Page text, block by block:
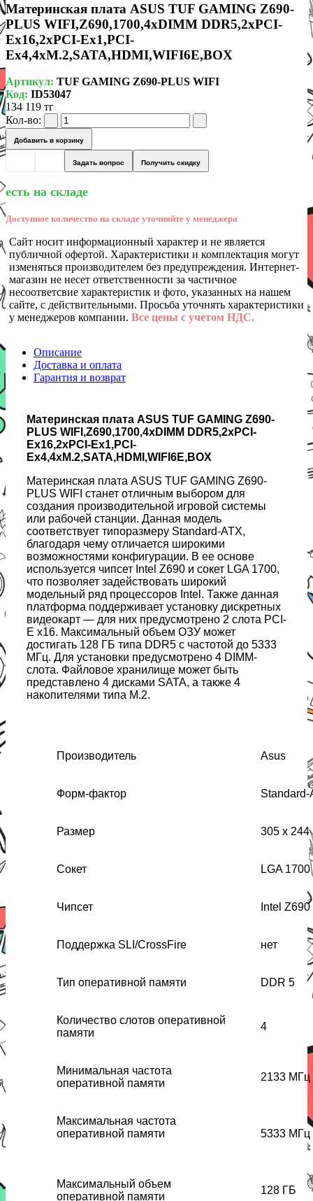
Материнская плата ASUS TUF GAMING Z690-
PLUS WIFI,Z690,1700,4xDIMM DDR5,2xPCI-
Ex16,2xPCI-Ex1,PCI-
Ex4,4xM.2,SATA,HDMI,WIFI6E,BOX
Артикул: TUF GAMING Z690-PLUS WIFI
Код: ID53047
134 119 тг
Кол-во:
Добавить в корзину
Задать вопрос Получить скидку
есть на складе
Доступное количество на складе уточняйте у менеджера
Сайт носит информационный характер и не является
публичной офертой. Характеристики и комплектация могут
изменяться производителем без предупреждения. Интернет-
магазин не несет ответственности за частичное
несоответсвие характеристик и фото, указанных на нашем
сайте, с действительными. Просьба уточнять характеристики
у менеджеров компании. Все цены с учетом НДС.
Описание
Доставка и оплата
Гарантия и возврат
Материнская плата ASUS TUF GAMING Z690-
PLUS WIFI,Z690,1700,4xDIMM DDR5,2xPCI-
Ex16,2xPCI-Ex1,PCI-
Ex4,4xM.2,SATA,HDMI,WIFI6E,BOX
Материнская плата ASUS TUF GAMING Z690-
PLUS WIFI станет отличным выбором для
создания производительной игровой системы
или рабочей станции. Данная модель
соответствует типоразмеру Standard-ATX,
благодаря чему отличается широкими
возможностями конфигурации. В ее основе
используется чипсет Intel Z690 и сокет LGA 1700,
что позволяет задействовать широкий
модельный ряд процессоров Intel. Также данная
платформа поддерживает установку дискретных
видеокарт — для них предусмотрено 2 слота PCI-
E x16. Максимальный объем ОЗУ может
достигать 128 ГБ типа DDR5 с частотой до 5333
МГц. Для установки предусмотрено 4 DIMM-
слота. Файловое хранилище может быть
представлено 4 дисками SATA, а также 4
накопителями типа M.2.
Производитель Asus
Форм-фактор Standard-
Размер 305 x
Сокет LGA 1700
Чипсет Intel Z690
Поддержка SLI/CrossFire нет
Тип оперативной памяти DDR 5
Количество слотов оперативной
памяти
4
Минимальная частота
оперативной памяти
2133 МГц
Максимальная частота
оперативной памяти
5333 МГц
Максимальный объем
оперативной памяти
128 ГБ